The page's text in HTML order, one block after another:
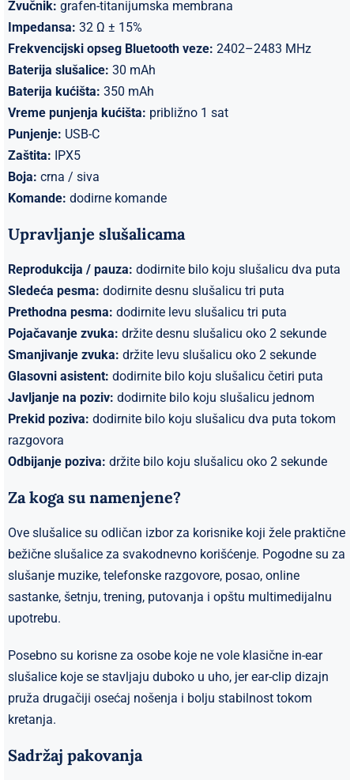
Zvučnik: grafen-titanijumska membrana
Impedansa: 32 Ω ± 15%
Frekvencijski opseg Bluetooth veze: 2402–2483 MHz
Baterija slušalice: 30 mAh
Baterija kućišta: 350 mAh
Vreme punjenja kućišta: približno 1 sat
Punjenje: USB-C
Zaštita: IPX5
Boja: crna / siva
Komande: dodirne komande
Upravljanje slušalicama
Reprodukcija / pauza: dodirnite bilo koju slušalicu dva puta
Sledeća pesma: dodirnite desnu slušalicu tri puta
Prethodna pesma: dodirnite levu slušalicu tri puta
Pojačavanje zvuka: držite desnu slušalicu oko 2 sekunde
Smanjivanje zvuka: držite levu slušalicu oko 2 sekunde
Glasovni asistent: dodirnite bilo koju slušalicu četiri puta
Javljanje na poziv: dodirnite bilo koju slušalicu jednom
Prekid poziva: dodirnite bilo koju slušalicu dva puta tokom
razgovora
Odbijanje poziva: držite bilo koju slušalicu oko 2 sekunde
Za koga su namenjene?
Ove slušalice su odličan izbor za korisnike koji žele praktične
bežične slušalice za svakodnevno korišćenje. Pogodne su za
slušanje muzike, telefonske razgovore, posao, online
sastanke, šetnju, trening, putovanja i opštu multimedijalnu
upotrebu.
Posebno su korisne za osobe koje ne vole klasične in-ear
slušalice koje se stavljaju duboko u uho, jer ear-clip dizajn
pruža drugačiji osećaj nošenja i bolju stabilnost tokom
kretanja.
Sadržaj pakovanja